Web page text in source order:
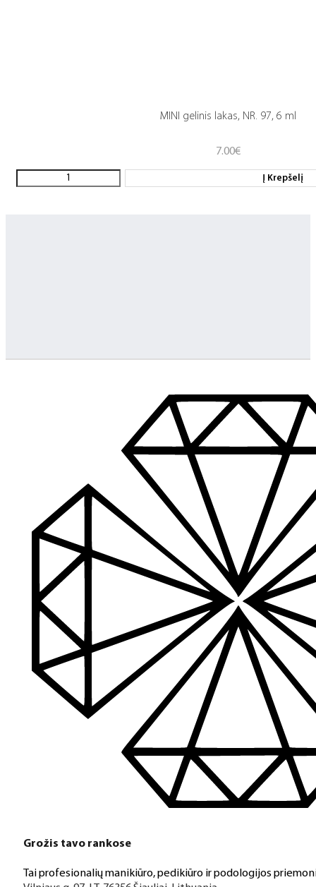
MINI gelinis lakas, NR. 97, 6 ml
7.00€
Į Krepšelį
Grožis tavo rankose
Tai profesionalių manikiūro, pedikiūro ir podologijos